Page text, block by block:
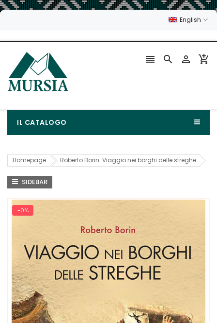
English
   
IL CATALOGO
Homepage Roberto Borin: Viaggio nei borghi delle streghe
SIDEBAR
-0%